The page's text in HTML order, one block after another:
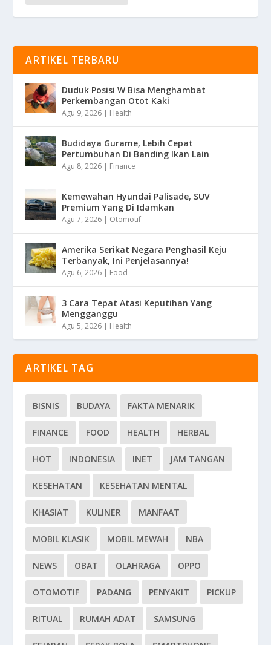
ARTIKEL TERBARU
Duduk Posisi W Bisa Menghambat
Perkembangan Otot Kaki
Agu 9, 2026 | Health
Budidaya Gurame, Lebih Cepat
Pertumbuhan Di Banding Ikan Lain
Agu 8, 2026 | Finance
Kemewahan Hyundai Palisade, SUV
Premium Yang Di Idamkan
Agu 7, 2026 | Otomotif
Amerika Serikat Negara Penghasil Keju
Terbanyak, Ini Penjelasannya!
Agu 6, 2026 | Food
3 Cara Tepat Atasi Keputihan Yang
Mengganggu
Agu 5, 2026 | Health
ARTIKEL TAG
BISNIS BUDAYA FAKTA MENARIK
FINANCE FOOD HEALTH HERBAL
HOT INDONESIA INET JAM TANGAN
KESEHATAN KESEHATAN MENTAL
KHASIAT KULINER MANFAAT
MOBIL KLASIK MOBIL MEWAH NBA
NEWS OBAT OLAHRAGA OPPO
OTOMOTIF PADANG PENYAKIT PICKUP
RITUAL RUMAH ADAT SAMSUNG